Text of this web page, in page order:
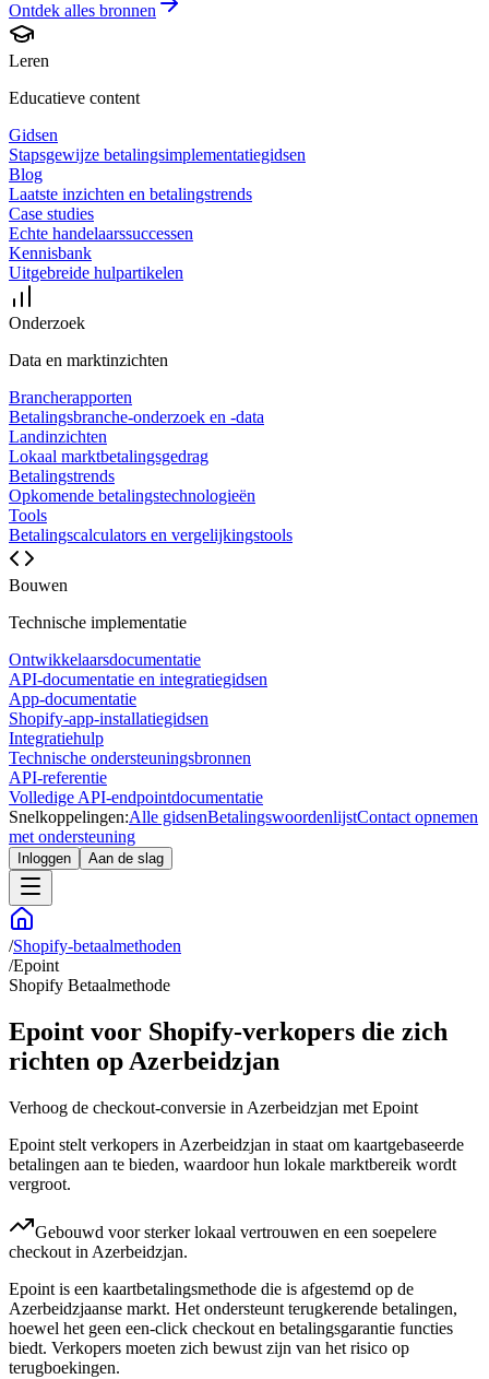
Ontdek alles bronnen
Leren
Educatieve content
Gidsen
Stapsgewijze betalingsimplementatiegidsen
Blog
Laatste inzichten en betalingstrends
Case studies
Echte handelaarssuccessen
Kennisbank
Uitgebreide hulpartikelen
Onderzoek
Data en marktinzichten
Brancherapporten
Betalingsbranche-onderzoek en -data
Landinzichten
Lokaal marktbetalingsgedrag
Betalingstrends
Opkomende betalingstechnologieën
Tools
Betalingscalculators en vergelijkingstools
Bouwen
Technische implementatie
Ontwikkelaarsdocumentatie
API-documentatie en integratiegidsen
App-documentatie
Shopify-app-installatiegidsen
Integratiehulp
Technische ondersteuningsbronnen
API-referentie
Volledige API-endpointdocumentatie
Snelkoppelingen:Alle gidsenBetalingswoordenlijstContact opnemen
met ondersteuning
Inloggen Aan de slag
/Shopify-betaalmethoden
/Epoint
Shopify Betaalmethode
Epoint voor Shopify-verkopers die zich
richten op Azerbeidzjan
Verhoog de checkout-conversie in Azerbeidzjan met Epoint
Epoint stelt verkopers in Azerbeidzjan in staat om kaartgebaseerde
betalingen aan te bieden, waardoor hun lokale marktbereik wordt
vergroot.
Gebouwd voor sterker lokaal vertrouwen en een soepelere
checkout in Azerbeidzjan.
Epoint is een kaartbetalingsmethode die is afgestemd op de
Azerbeidzjaanse markt. Het ondersteunt terugkerende betalingen,
hoewel het geen een-click checkout en betalingsgarantie functies
biedt. Verkopers moeten zich bewust zijn van het risico op
terugboekingen.